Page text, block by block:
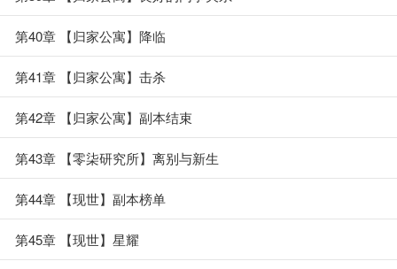
第40章 【归家公寓】降临
第41章 【归家公寓】击杀
第42章 【归家公寓】副本结束
第43章 【零柒研究所】离别与新生
第44章 【现世】副本榜单
第45章 【现世】星耀